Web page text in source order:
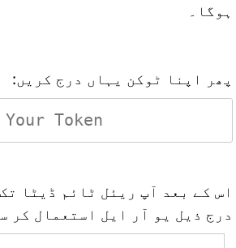
ہوگا۔
پھر اپنا ٹوکن یہاں درج کریں:
اس کے بعد آپ ریئل ٹائم ڈیٹا
درج ذیل یو آر ایل استعمال کر